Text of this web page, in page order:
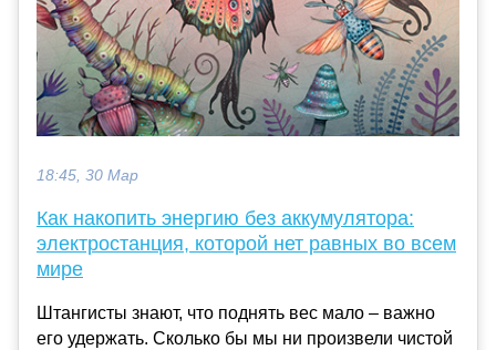
18:45, 30 Мар
Как накопить энергию без аккумулятора:
электростанция, которой нет равных во всем
мире
Штангисты знают, что поднять вес мало – важно
его удержать. Сколько бы мы ни произвели чистой